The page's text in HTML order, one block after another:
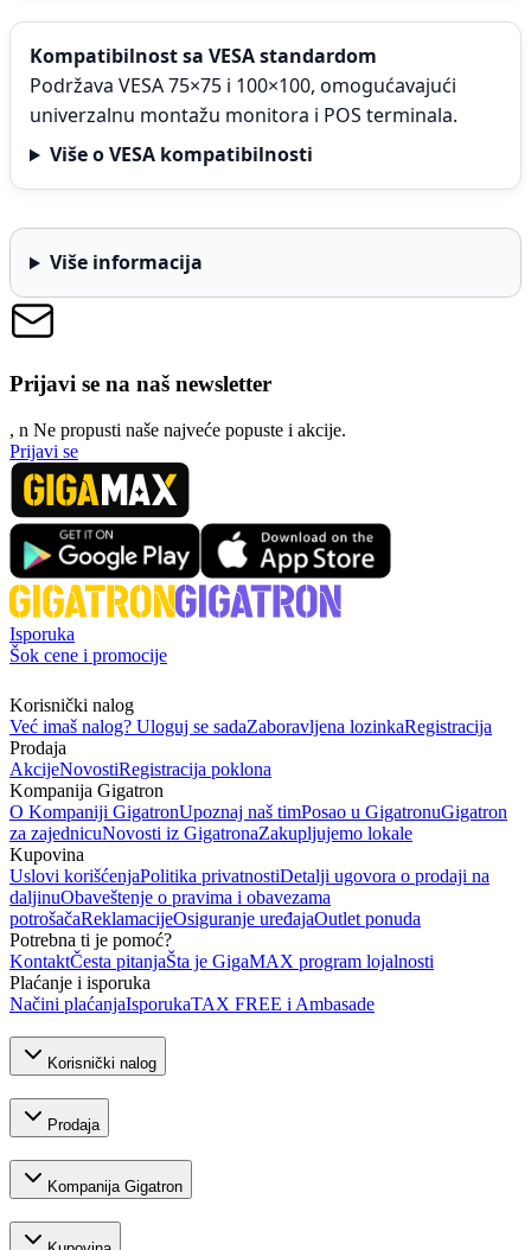
Kompatibilnost sa VESA standardom
Podržava VESA 75×75 i 100×100, omogućavajući
univerzalnu montažu monitora i POS terminala.
Više o VESA kompatibilnosti
Više informacija
Prijavi se na naš newsletter
, n Ne propusti naše najveće popuste i akcije.
Prijavi se
Isporuka
Šok cene i promocije
Korisnički nalog
Već imaš nalog? Uloguj se sadaZaboravljena lozinkaRegistracija
Prodaja
AkcijeNovostiRegistracija poklona
Kompanija Gigatron
O Kompaniji GigatronUpoznaj naš timPosao u GigatronuGigatron
za zajednicuNovosti iz GigatronaZakupljujemo lokale
Kupovina
Uslovi korišćenjaPolitika privatnostiDetalji ugovora o prodaji na
daljinuObaveštenje o pravima i obavezama
potrošačaReklamacijeOsiguranje uređajaOutlet ponuda
Potrebna ti je pomoć?
KontaktČesta pitanjaŠta je GigaMAX program lojalnosti
Plaćanje i isporuka
Načini plaćanjaIsporukaTAX FREE i Ambasade
Korisnički nalog
Prodaja
Kompanija Gigatron